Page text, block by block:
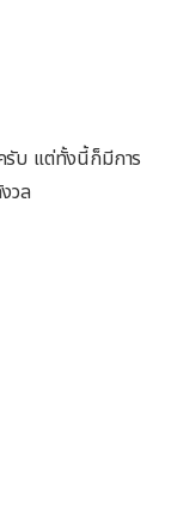
รับ แต่ทั้งนี้ก็มีการ
วล